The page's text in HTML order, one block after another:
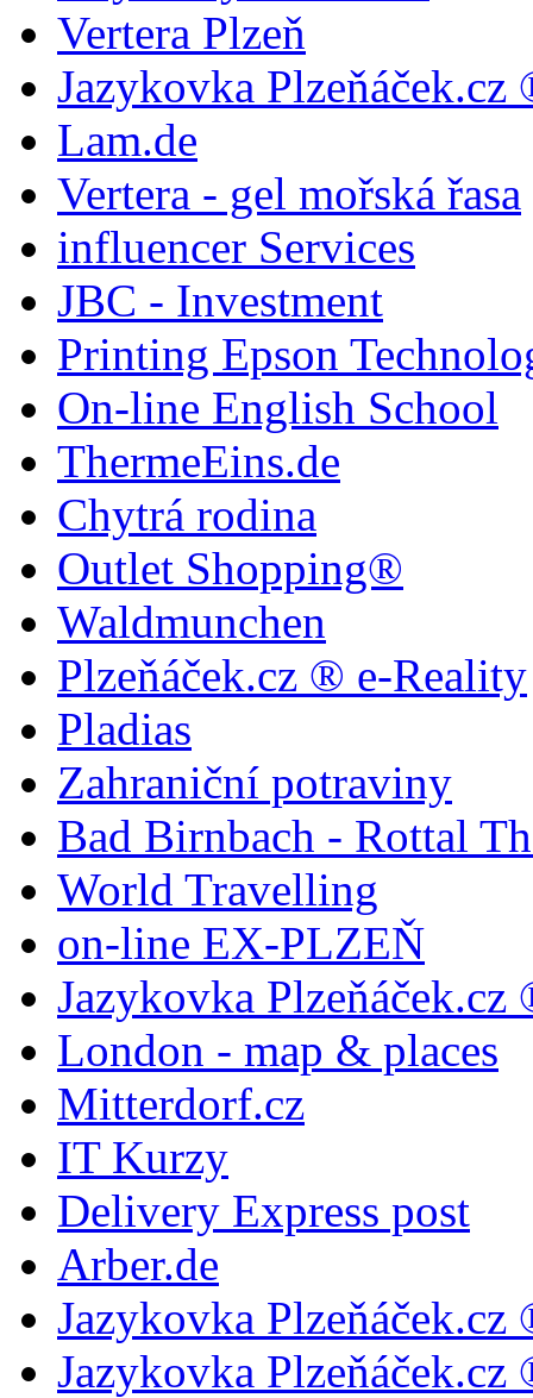
Vertera Plzeň
Jazykovka
Lam.de
Vertera - gel mořská řasa
influencer Services
JBC - Investment
Printing Epson
On-line English School
ThermeEins.de
Chytrá rodina
Outlet Shopping®
Waldmunchen
Plzeňáček.cz ® e-Reality
Pladias
Zahraniční potraviny
Bad Birnbach - Rottal
World Travelling
on-line EX-PLZEŇ
Jazykovka Plzeňáček.cz
London - map & places
Mitterdorf.cz
IT Kurzy
Delivery Express post
Arber.de
Jazykovka
Jazykovka